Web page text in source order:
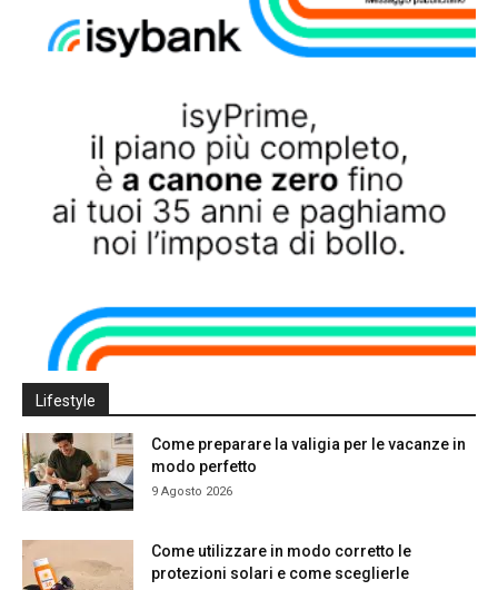
Lifestyle
Come preparare la valigia per le vacanze in
modo perfetto
9 Agosto 2026
Come utilizzare in modo corretto le
protezioni solari e come sceglierle